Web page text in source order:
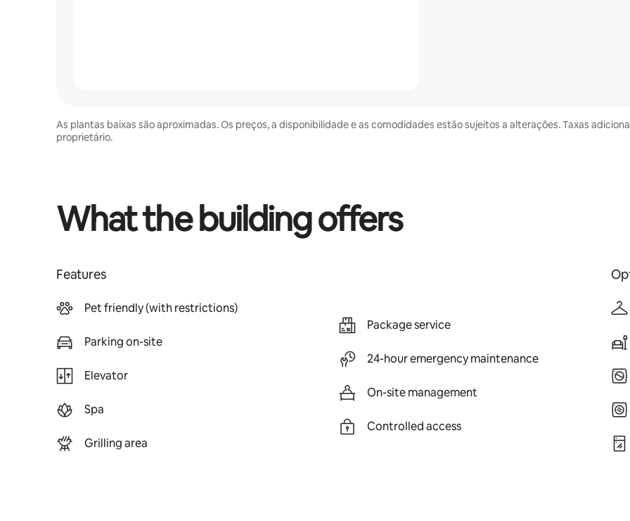
As plantas baixas são aproximadas. Os preços, a disponibilidade e as comodidades estão sujeitos a alterações. Taxas
proprietário.
What the building offers
Features
Pet friendly (with restrictions)
Parking on-site
Elevator
Spa
Grilling area
Package service
24-hour emergency maintenance
On-site management
Controlled access